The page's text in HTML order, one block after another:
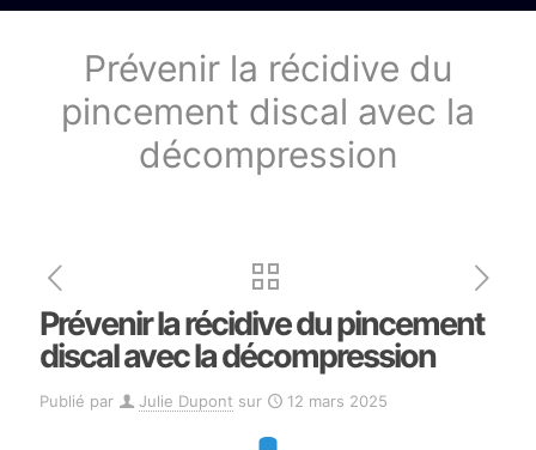
Prévenir la récidive du
pincement discal avec la
décompression
Prévenir la récidive du pincement
discal avec la décompression
Publié par Julie Dupont sur 12 mars 2025